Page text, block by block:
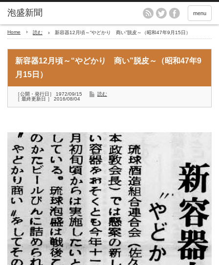
menu
Home 読む 新容器12月頃～“やどかり 商い”脱皮～（昭和47年9月15日）
新容器12月頃～“やどかり 商い”脱皮～（昭和47年9
月15日）
［公開・発行日］ 1972/09/15
［ 最終更新日 ］ 2016/08/04
読む